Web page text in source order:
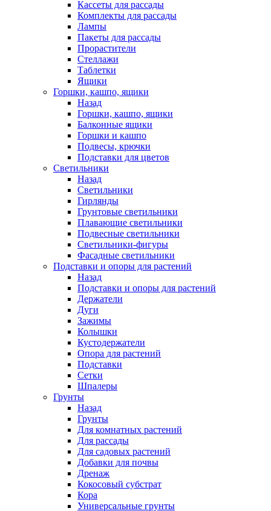
Кассеты для рассады
Комплекты для рассады
Лампы
Пакеты для рассады
Прорастители
Стеллажи
Таблетки
Ящики
Горшки, кашпо, ящики
Назад
Горшки, кашпо, ящики
Балконные ящики
Горшки и кашпо
Подвесы, крючки
Подставки для цветов
Светильники
Назад
Светильники
Гирлянды
Грунтовые светильники
Плавающие светильники
Подвесные светильники
Светильники-фигуры
Фасадные светильники
Подставки и опоры для растений
Назад
Подставки и опоры для растений
Держатели
Дуги
Зажимы
Колышки
Кустодержатели
Опора для растений
Подставки
Сетки
Шпалеры
Грунты
Назад
Грунты
Для комнатных растений
Для рассады
Для садовых растений
Добавки для почвы
Дренаж
Кокосовый субстрат
Кора
Универсальные грунты